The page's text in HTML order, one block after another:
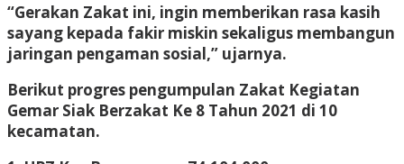
“Gerakan Zakat ini, ingin memberikan rasa kasih
sayang kepada fakir miskin sekaligus membangun
jaringan pengaman sosial,” ujarnya.
Berikut progres pengumpulan Zakat Kegiatan
Gemar Siak Berzakat Ke 8 Tahun 2021 di 10
kecamatan.